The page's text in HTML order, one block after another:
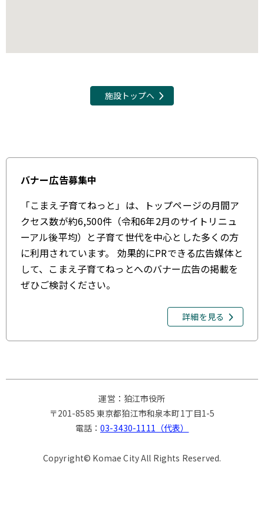
施設トップへ
バナー広告募集中
「こまえ子育てねっと」は、トップページの月間ア
クセス数が約6,500件（令和6年2月のサイトリニュ
ーアル後平均）と子育て世代を中心とした多くの方
に利用されています。 効果的にPRできる広告媒体と
して、こまえ子育てねっとへのバナー広告の掲載を
ぜひご検討ください。
詳細を見る
運営：狛江市役所
〒201-8585 東京都狛江市和泉本町1丁目1-5
電話：03-3430-1111（代表）
Copyright© Komae City All Rights Reserved.